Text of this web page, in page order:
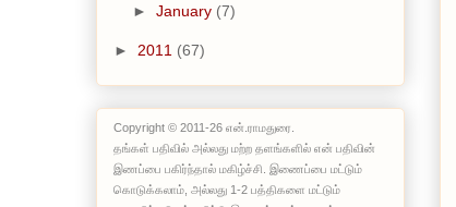
► January (7)
► 2011 (67)
Copyright © 2011-26 என்.ராமதுரை.
தங்கள் பதிவில் அல்லது மற்ற தளங்களில் என் பதிவின்
இணப்பை பகிர்ந்தால் மகிழ்ச்சி. இணைப்பை மட்டும்
கொடுக்கலாம், அல்லது 1-2 பத்திகளை மட்டும்